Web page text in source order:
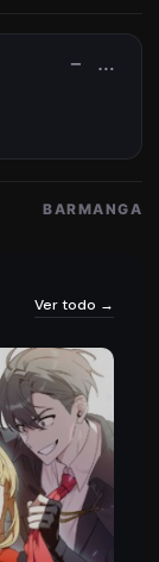
− …
BARMANGA
Ver todo →